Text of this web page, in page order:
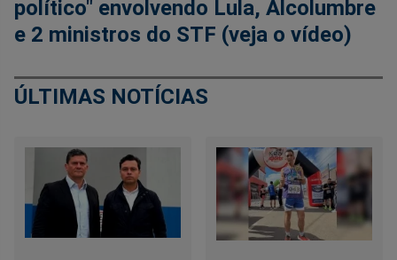
político" envolvendo Lula, Alcolumbre
e 2 ministros do STF (veja o vídeo)
ÚLTIMAS NOTÍCIAS